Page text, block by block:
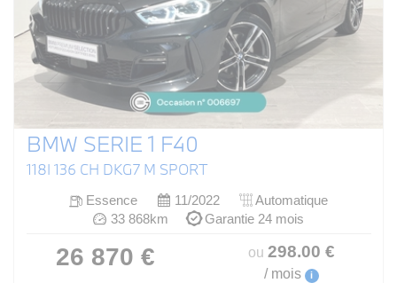
BMW SERIE 1 F40
118I 136 CH DKG7 M SPORT
Essence 11/2022
Automatique
33 868km
Garantie 24 mois
26 870 € ou 298.00 €
/ mois i